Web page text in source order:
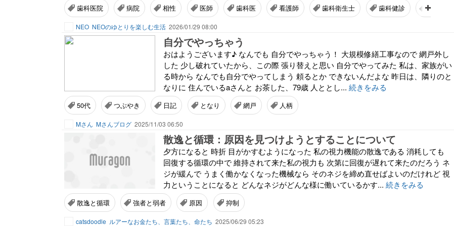
歯科医院 病院 相性 医師 歯科医 看護師 歯科衛生士 歯科健診 雰囲気
NEO NEOのゆとりを楽しむ生活 2026/01/29 08:00
自分でやっちゃう
おはようございます♪ なんでも 自分でやっちゃう！ 大規模修繕工事なので 網戸外し
した 少し破れていたから、この際 張り替えと思い 自分でやってみた 私は、家族がい
る時から なんでも自分でやってしまう 頼るとか できないんだよな 昨日は、隣りのと
なりに 住んでいるaさんと お茶した、79歳 人ととし... 続きをみる
50代 つぶやき 日記 となり 網戸 人柄
Mさん Mさんブログ 2025/11/03 06:50
散逸と循環：原因を見つけようとすることについて
夕方になると 時折 目がかすむようになった 私の視力機能の散逸である 消耗しても
回復する循環の中で 維持されて来た私の視力も 次第に回復が遅れて来たのだろう ネ
ジが緩んで うまく働かなくなった機械なら そのネジを締め直せばよいのだけれど 視
力ということになると どんなネジがどんな様に働いているかす... 続きをみる
散逸と循環 強者と弱者 原因 抑制
catsdoodle ルアーなお金たち、言葉たち、命たち 2025/06/29 05:23